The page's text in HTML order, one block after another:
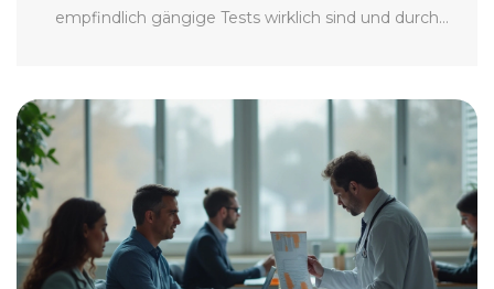
empfindlich gängige Tests wirklich sind und durch
ansteht. Wer es ganz genau wissen will, erfährt hier
alle Fakten ohne Fachchinesisch.